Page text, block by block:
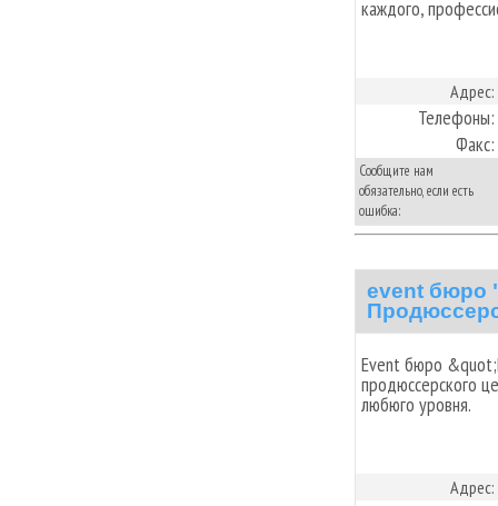
каждого,
Адрес:
Телефоны:
Факс:
Сообщите нам
обязательно, если есть
ошибка:
event бюро
Event бюро
продюссерского
любюго уровня.
Адрес: